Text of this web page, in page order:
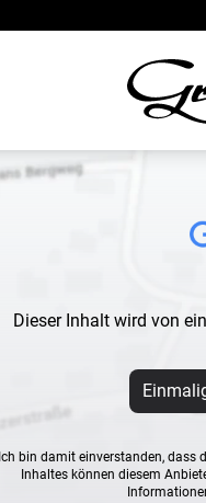
Dieser Inhalt wird von
Ich bin damit einverstanden, dass
Inhaltes können diesem